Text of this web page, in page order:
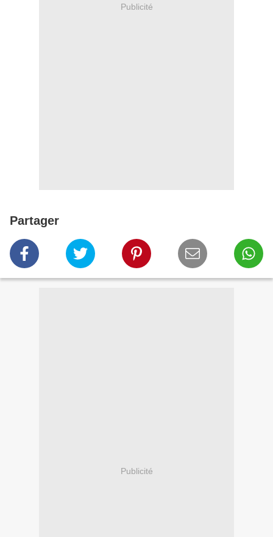
Publicité
Partager
Publicité